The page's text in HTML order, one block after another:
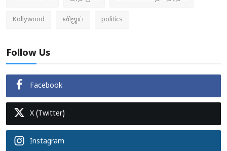
Kollywood விஜய் politics
Follow Us
Facebook
X (Twitter)
Instagram